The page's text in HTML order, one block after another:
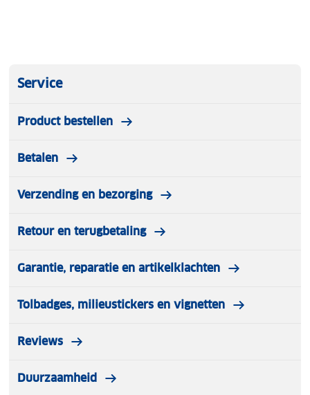
Service
Product bestellen
Betalen
Verzending en bezorging
Retour en terugbetaling
Garantie, reparatie en artikelklachten
Tolbadges, milieustickers en vignetten
Reviews
Duurzaamheid